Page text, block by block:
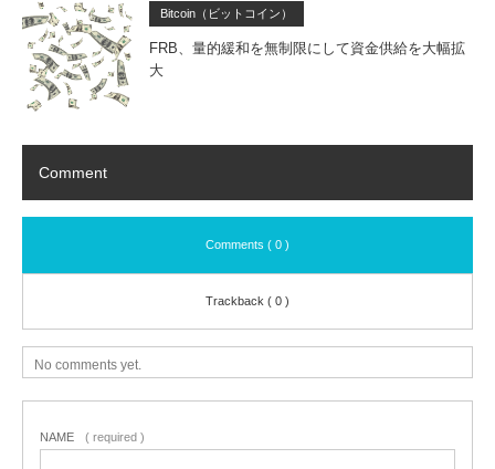
Bitcoin（ビットコイン）
FRB、量的緩和を無制限にして資金供給を大幅拡
大
Comment
Comments ( 0 )
Trackback ( 0 )
No comments yet.
NAME ( required )